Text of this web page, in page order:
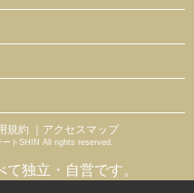
規約 ｜アクセスマップ
ートSHIN All rights reserved.
独立・自営です。